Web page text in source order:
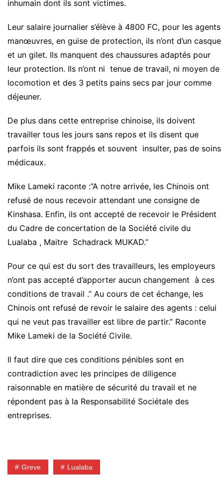
inhumain dont ils sont victimes.
Leur salaire journalier s’élève à 4800 FC, pour les agents
manœuvres, en guise de protection, ils n’ont d’un casque
et un gilet. Ils manquent des chaussures adaptés pour
leur protection. Ils n’ont ni tenue de travail, ni moyen de
locomotion et des 3 petits pains secs par jour comme
déjeuner.
De plus dans cette entreprise chinoise, ils doivent
travailler tous les jours sans repos et ils disent que
parfois ils sont frappés et souvent insulter, pas de soins
médicaux.
Mike Lameki raconte :”A notre arrivée, les Chinois ont
refusé de nous recevoir attendant une consigne de
Kinshasa. Enfin, ils ont accepté de recevoir le Président
du Cadre de concertation de la Société civile du
Lualaba , Maitre Schadrack MUKAD.”
Pour ce qui est du sort des travailleurs, les employeurs
n’ont pas accepté d’apporter aucun changement à ces
conditions de travail .” Au cours de cet échange, les
Chinois ont refusé de revoir le salaire des agents : celui
qui ne veut pas travailler est libre de partir.” Raconte
Mike Lameki de la Société Civile.
Il faut dire que ces conditions pénibles sont en
contradiction avec les principes de diligence
raisonnable en matière de sécurité du travail et ne
répondent pas à la Responsabilité Sociétale des
entreprises.
Greve Lualaba